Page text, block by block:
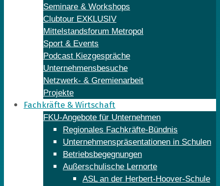
Seminare & Workshops
Clubtour EXKLUSIV
Mittelstandsforum Metropol
Sport & Events
Podcast Kiezgespräche
Unternehmensbesuche
Netzwerk- & Gremienarbeit
Projekte
Fachkräfte & Wirtschaft
FKU-Angebote für Unternehmen
Regionales Fachkräfte-Bündnis
Unternehmenspräsentationen in Schulen
Betriebsbegegnungen
Außerschulische Lernorte
ASL an der Herbert-Hoover-Schule